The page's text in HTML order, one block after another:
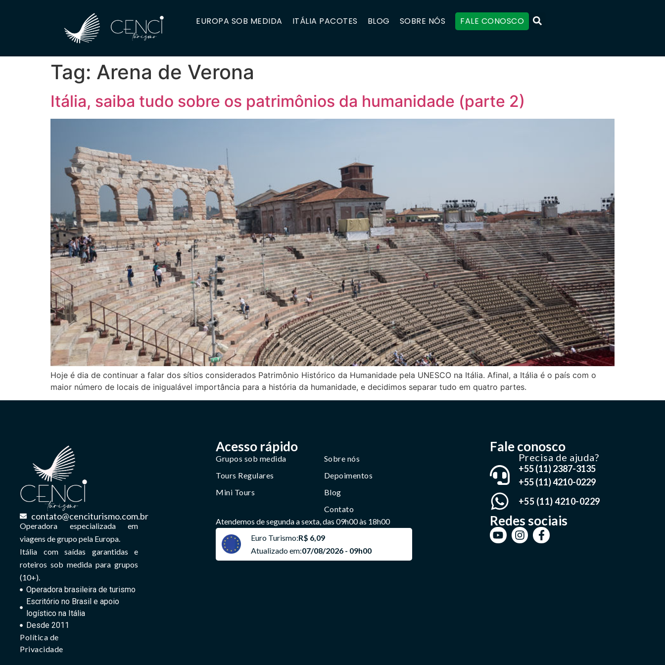
EUROPA SOB MEDIDA ITÁLIA PACOTES BLOG SOBRE NÓS FALE CONOSCO
Tag: Arena de Verona
Itália, saiba tudo sobre os patrimônios da humanidade (parte 2)
Hoje é dia de continuar a falar dos sítios considerados Patrimônio Histórico da Humanidade pela UNESCO na Itália. Afinal, a Itália é o país com o
maior número de locais de inigualável importância para a história da humanidade, e decidimos separar tudo em quatro partes.
contato@cenciturismo.com.br
Operadora especializada em
viagens de grupo pela Europa.
Itália com saídas garantidas e
roteiros sob medida para grupos
(10+).
Operadora brasileira de turismo
Escritório no Brasil e apoio
logístico na Itália
Desde 2011
Política de
Privacidade
Acesso rápido
Grupos sob medida
Tours Regulares
Mini Tours
Sobre nós
Depoimentos
Blog
Contato
Atendemos de segunda a sexta, das 09h00 às 18h00
Euro Turismo:R$ 6,09
Atualizado em:07/08/2026 - 09h00
Fale conosco
Precisa de ajuda?
+55 (11) 2387-3135
+55 (11) 4210-0229
+55 (11) 4210-0229
Redes sociais